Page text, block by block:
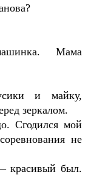
Мама
и майку,
зеркалом.
Сгодился мой
не
красивый был.